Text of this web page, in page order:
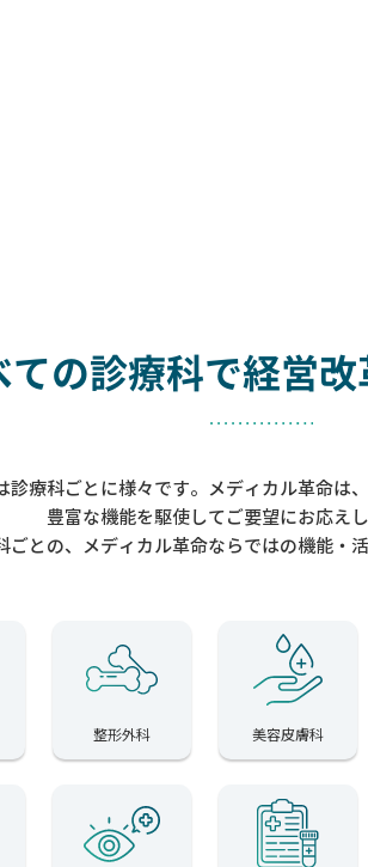
ての診療科で経営改
診療科ごとに様々です。メディカル革命は
豊富な機能を駆使してご要望にお応えし
ごとの、メディカル革命ならではの機能・
整形外科 美容皮膚科